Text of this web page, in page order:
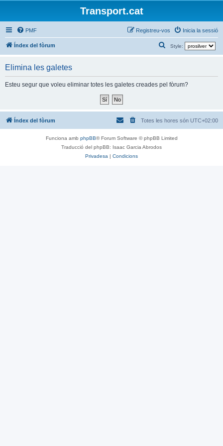
Transport.cat
PMF Inicia la sessió
Registreu-vos
Índex del fòrum Style:
e
Elimina les galetes
Esteu segur que voleu eliminar totes les galetes creades pel fòrum?
Índex del fòrum Totes les hores són UTC+02:00
Funciona amb phpBB® Forum Software © phpBB Limited
Traducció del phpBB: Isaac Garcia Abrodos
Privadesa | Condicions